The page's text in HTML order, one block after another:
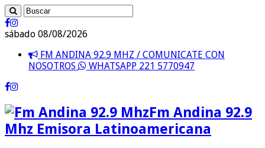
sábado 08/08/2026
FM ANDINA 92.9 MHZ / COMUNICATE CON
NOSOTROS
WHATSAPP 221 5770947
Fm Andina 92.9
Mhz Emisora Latinoamericana